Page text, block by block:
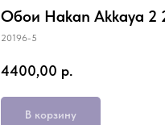
Обои Hakan Akkaya 2
20196-5
4400,00 р.
В корзину